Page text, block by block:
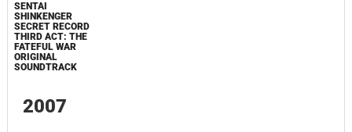
SENTAI
SHINKENGER
SECRET RECORD
THIRD ACT: THE
FATEFUL WAR
ORIGINAL
SOUNDTRACK
2007